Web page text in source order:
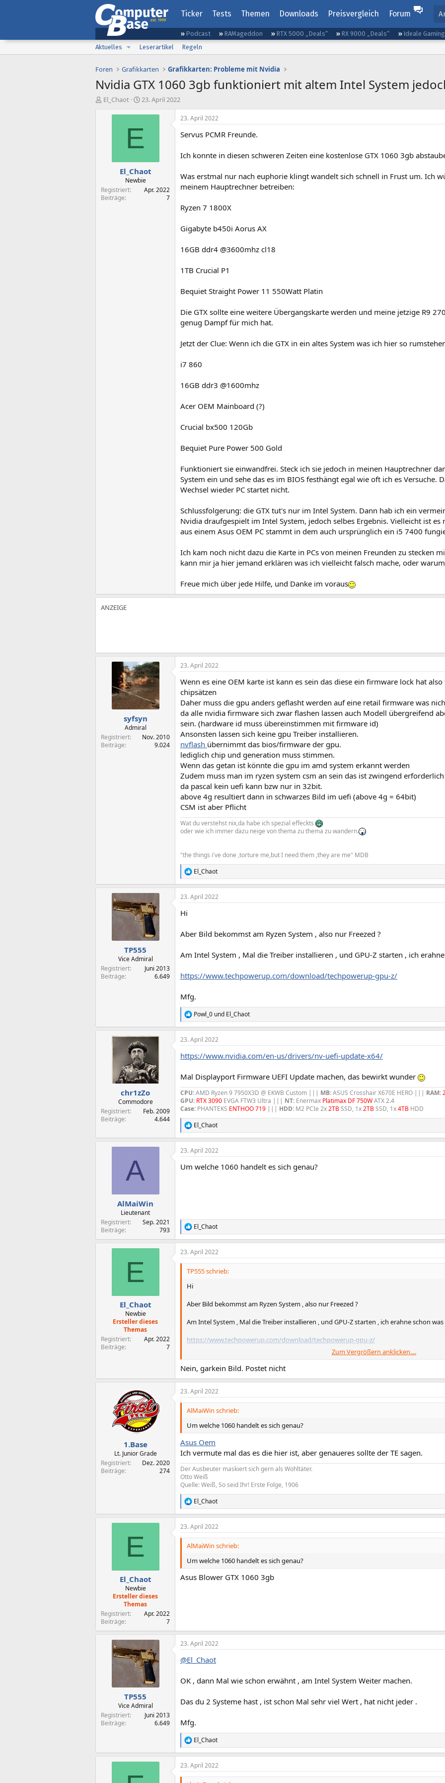
Ticker Tests Themen Downloads Preisvergleich Forum
Podcast RAMageddon RTX 5000 „Deals“ RX 9000 „Deals“ Ideale
Aktuelles
Leserartikel Regeln
Foren Grafikkarten Grafikkarten: Probleme mit Nvidia
Nvidia GTX 1060 3gb funktioniert mit altem Intel System
E
El_Chaot
E
s
e
l
t
a
m
23. April 2022
E
El_Chaot
Newbie
Registriert
Apr. 2022
Beiträge
7
23. April 2022
Servus PCMR Freunde.
Ich konnte in diesen schweren Zeiten eine kostenlose GTX 1060 3gb
Was erstmal nur nach euphorie klingt wandelt sich schnell in Frust um. Ich
meinem Hauptrechner betreiben:
Ryzen 7 1800X
Gigabyte b450i Aorus AX
16GB ddr4 @3600mhz cl18
1TB Crucial P1
Bequiet Straight Power 11 550Watt Platin
Die GTX sollte eine weitere Übergangskarte werden und meine jetzige R9
genug Dampf für mich hat.
Jetzt der Clue: Wenn ich die GTX in ein altes System was ich hier so
i7 860
16GB ddr3 @1600mhz
Acer OEM Mainboard (?)
Crucial bx500 120Gb
Bequiet Pure Power 500 Gold
Funktioniert sie einwandfrei. Steck ich sie jedoch in meinen Hauptrechner
System ein und sehe das es im BIOS festhängt egal wie oft ich es Versuche.
Wechsel wieder PC startet nicht.
Schlussfolgerung: die GTX tut's nur im Intel System. Dann hab ich ein
Nvidia draufgespielt im Intel System, jedoch selbes Ergebnis. Vielleicht ist
aus einem Asus OEM PC stammt in dem auch ursprünglich ein i5 7400
Ich kam noch nicht dazu die Karte in PCs von meinen Freunden zu stecken
kann mir ja hier jemand erklären was ich vielleicht falsch mache, oder
Freue mich über jede Hilfe, und Danke im voraus
syfsyn
Admiral
Registriert
Nov. 2010
Beiträge
9.024
23. April 2022
Wenn es eine OEM karte ist kann es sein das diese ein firmware lock hat
chipsätzen
Daher muss die gpu anders geflasht werden auf eine retail firmware was
da alle nvidia firmware sich zwar flashen lassen auch Modell übergreifend
sein. (hardware id muss übereinstimmen mit firmware id)
Ansonsten lassen sich keine gpu Treiber installieren.
nvflash übernimmt das bios/firmware der gpu.
lediglich chip und generation muss stimmen.
Wenn das getan ist könnte die gpu im amd system erkannt werden
Zudem muss man im ryzen system csm an sein das ist zwingend erforderlich
da pascal kein uefi kann bzw nur in 32bit.
above 4g resultiert dann in schwarzes Bild im uefi (above 4g = 64bit)
CSM ist aber Pflicht
Wat du verstehst nix,da habe ich spezial effeckts
oder wie ich immer dazu neige von thema zu thema zu wandern.
"the things i've done ,torture me,but I need them ,they are me" MDB
R
e
a
k
i
n
e
:
El_Chaot
TP555
Vice Admiral
Registriert
Juni 2013
Beiträge
6.649
23. April 2022
Hi
Aber Bild bekommst am Ryzen System , also nur Freezed ?
Am Intel System , Mal die Treiber installieren , und GPU-Z starten , ich
https://www.techpowerup.com/download/techpowerup-gpu-z/
Mfg.
R
e
a
k
i
n
e
n
:
Powl_0 und El_Chaot
chr1zZo
Commodore
Registriert
Feb. 2009
Beiträge
4.644
23. April 2022
https://www.nvidia.com/en-us/drivers/nv-uefi-update-x64/
Mal Displayport Firmware UEFI Update machen, das bewirkt wunder
CPU:AMD Ryzen 9 7950X3D @ EKWB Custom ||| MB:ASUS Crosshair X670E HERO ||| RAM:
GPU: RTX 3090 EVGA FTW3 Ultra ||| NT: Enermax Platimax DF 750WATX 2.4
Case: PHANTEKS ENTHOO 719 ||| HDD: M2 PCIe 2x2TBSSD, 1x2TBSSD, 1x4TB HDD
R
e
a
k
i
El_Chaot
A
AlMaiWin
Lieutenant
Registriert
Sep. 2021
Beiträge
793
23. April 2022
Um welche 1060 handelt es sich genau?
R
e
a
k
t
El_Chaot
E
El_Chaot
Newbie
Ersteller dieses
Themas
Registriert
Apr. 2022
Beiträge
7
23. April 2022
TP555 schrieb:
Hi
Aber Bild bekommst am Ryzen System , also nur Freezed ?
Am Intel System , Mal die Treiber installieren , und GPU-Z starten , ich erahne schon
https://www.techpowerup.com/download/techpowerup-gpu-z/
Zum Vergrößern anklicken....
Nein, garkein Bild. Postet nicht
1.Base
Lt. Junior Grade
Registriert
Dez. 2020
Beiträge
274
23. April 2022
AlMaiWin schrieb:
Um welche 1060 handelt es sich genau?
Asus Oem
Ich vermute mal das es die hier ist, aber genaueres sollte der TE sagen.
Der Ausbeuter maskiert sich gern als Wohltäter.
Otto Weiß
Quelle: Weiß, So seid Ihr! Erste Folge, 1906
R
e
a
k
t
e
n
El_Chaot
E
El_Chaot
Newbie
Ersteller dieses
Themas
Registriert
Apr. 2022
Beiträge
7
23. April 2022
AlMaiWin schrieb:
Um welche 1060 handelt es sich genau?
Asus Blower GTX 1060 3gb
TP555
Vice Admiral
Registriert
Juni 2013
Beiträge
6.649
23. April 2022
@El_Chaot
OK , dann Mal wie schon erwähnt , am Intel System Weiter machen.
Das du 2 Systeme hast , ist schon Mal sehr viel Wert , hat nicht jeder .
Mfg.
R
e
a
k
t
El_Chaot
23. April 2022